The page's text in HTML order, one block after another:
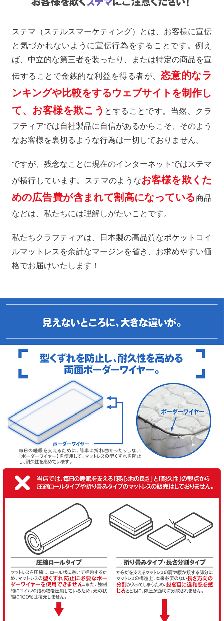
ステマ（ステルスマーケティング）とは、お客様に宣伝
と気づかれないように宣伝行為をすることです。例え
ば、中立的な第三者を装ったり、または特定の商品を宣
伝することで金銭的な利益を得る者が、 恣意的なラ
ンキングや比較をするウェブサイトを制作し
て、お客様を欺こう とすることです。当然、クラ
フティアでは自社製品に自信があるからこそ、そのよう
なお客様を裏切るような行為は一切しておりません。
ですが、残念なことに現在のインターネットではステマ
が横行しています。ステマのようなお客様を欺くた
めの広告費が含まれて割高になっている商品
などは、私たちには理解しがたいことです。
私たちクラフティアは、日本製の高品質なポケットコイ
ルマットレスを余計なマージンを省き、お求めやすい価
格でお届けいたします！